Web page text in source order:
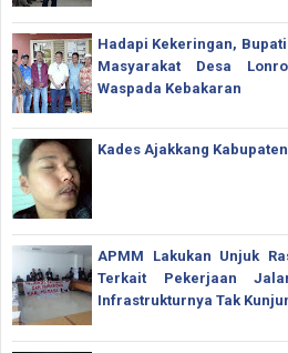
Hadapi Kekeringan,
Masyarakat Desa
Waspada Kebakaran
Kades Ajakkang
APMM Lakukan Unjuk
Terkait Pekerjaan
Infrastrukturnya Tak